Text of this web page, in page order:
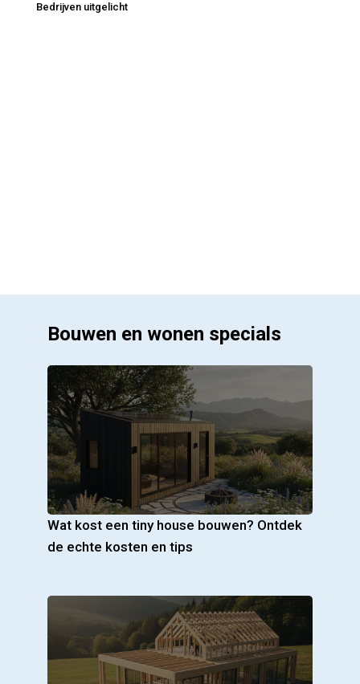
Bedrijven uitgelicht
Bouwen en wonen specials
Wat kost een tiny house bouwen? Ontdek
de echte kosten en tips